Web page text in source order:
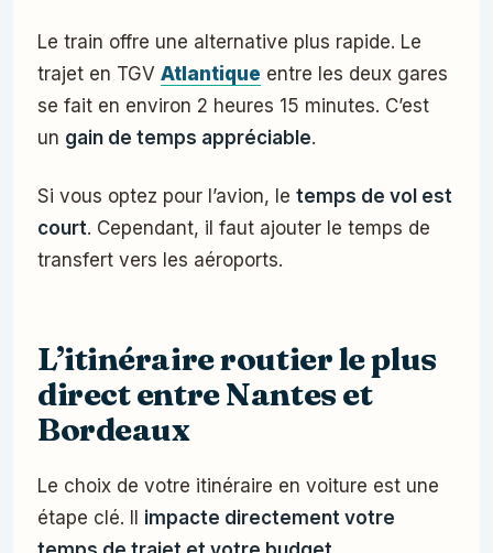
Le train offre une alternative plus rapide. Le
trajet en TGV Atlantique entre les deux gares
se fait en environ 2 heures 15 minutes. C’est
un gain de temps appréciable.
Si vous optez pour l’avion, le temps de vol est
court. Cependant, il faut ajouter le temps de
transfert vers les aéroports.
L’itinéraire routier le plus
direct entre Nantes et
Bordeaux
Le choix de votre itinéraire en voiture est une
étape clé. Il impacte directement votre